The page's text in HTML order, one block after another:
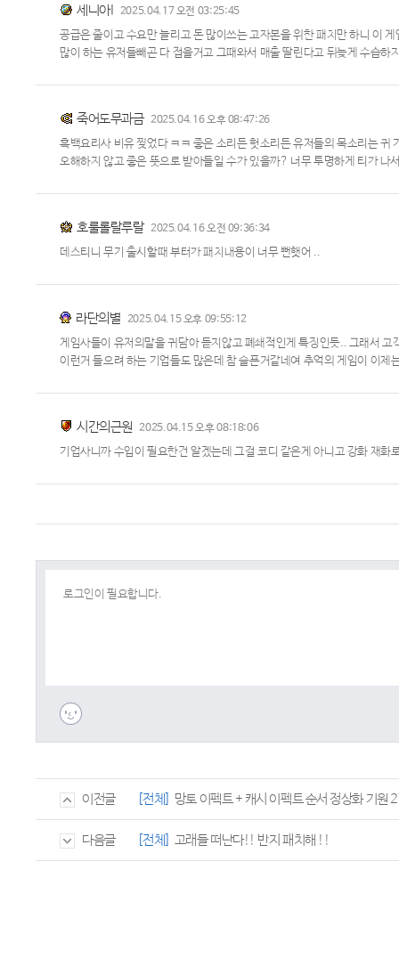
세니아I 2025.04.17 오전 03:25:45
공급은 줄이고 수요만 늘리고 돈 많이쓰는 고자본을 위한 패치만 하니 이
많이 하는 유저들빼곤 다 접을거고 그때와서 매출 딸린다고 뒤늦게 수습하
죽어도무과금 2025.04.16 오후 08:47:26
흑백요리사 비유 찢었다 ㅋㅋ 좋은 소리든 헛소리든 유저들의 목소리는
오해하지 않고 좋은 뜻으로 받아들일 수가 있을까? 너무 투명하게 티가 나
호룰롤랄루랄 2025.04.16 오전 09:36:34
데스티니 무기 출시할때 부터가 패치내용이 너무 뻔햇어 ..
라단의별 2025.04.15 오후 09:55:12
게임사들이 유저의말을 귀담아 듣지않고 폐쇄적인게 특징인듯.. 그래서
이런거 들으려 하는 기업들도 많은데 참 슬픈거같네여 추억의 게임이 이제
시간의근원 2025.04.15 오후 08:18:06
기업사니까 수입이 필요한건 알겠는데 그걸 코디 같은게 아니고 강화 재화
이전글 [전체] 망토 이펙트 + 캐시 이펙트 순서 정상화 기원
다음글 [전체] 고래들 떠난다!! 반지 패치해 !!